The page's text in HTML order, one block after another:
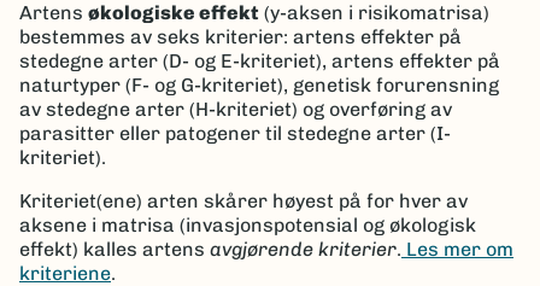
Artens økologiske effekt (y-aksen i risikomatrisa)
bestemmes av seks kriterier: artens effekter på
stedegne arter (D- og E-kriteriet), artens effekter på
naturtyper (F- og G-kriteriet), genetisk forurensning
av stedegne arter (H-kriteriet) og overføring av
parasitter eller patogener til stedegne arter (I-
kriteriet).
Kriteriet(ene) arten skårer høyest på for hver av
aksene i matrisa (invasjonspotensial og økologisk
effekt) kalles artens avgjørende kriterier. Les mer om
kriteriene.